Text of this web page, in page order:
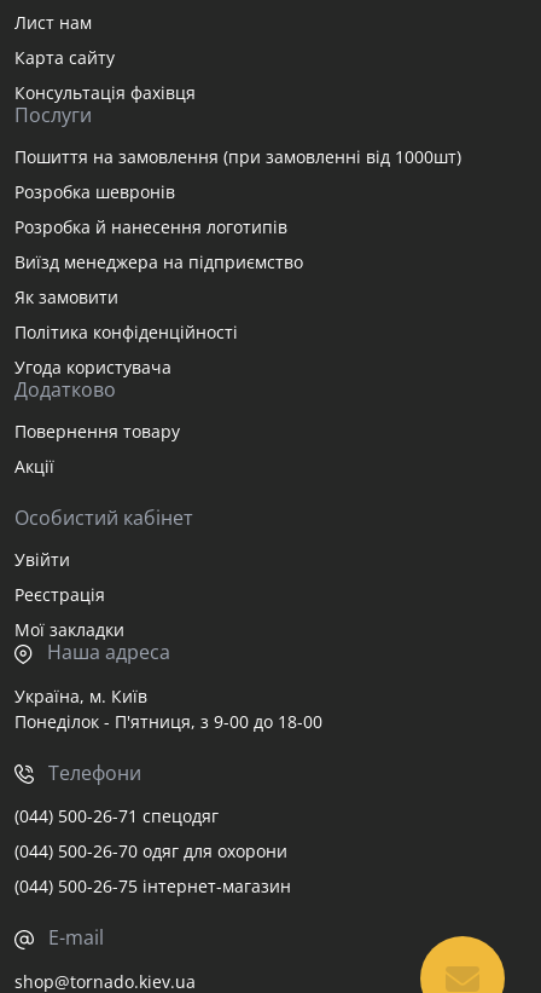
Лист нам
Карта сайту
Консультація фахівця
Послуги
Пошиття на замовлення (при замовленні від 1000шт)
Розробка шевронів
Розробка й нанесення логотипів
Виїзд менеджера на підприємство
Як замовити
Політика конфіденційності
Угода користувача
Додатково
Повернення товару
Акції
Особистий кабінет
Увійти
Реєстрація
Мої закладки
Наша адреса
Україна, м. Київ
Понеділок - П'ятниця, з 9-00 до 18-00
Телефони
(044) 500-26-71 спецодяг
(044) 500-26-70 одяг для охорони
(044) 500-26-75 інтернет-магазин
E-mail
shop@tornado.kiev.ua